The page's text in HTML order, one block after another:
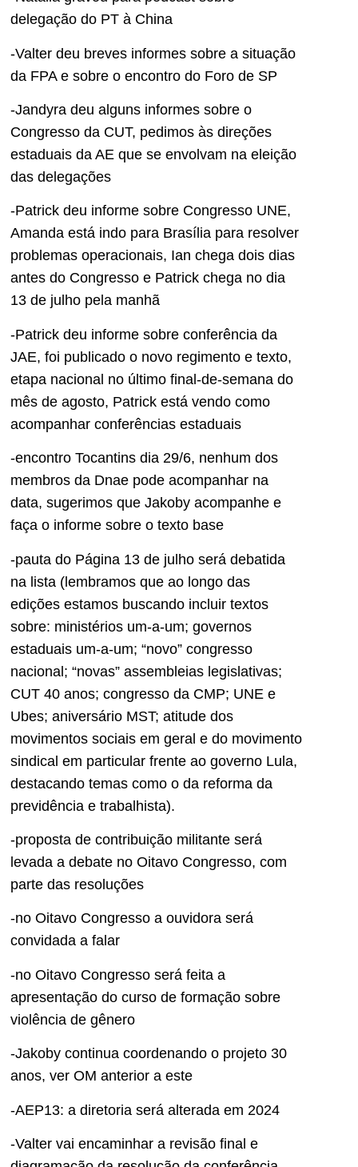
delegação do PT à China
-Valter deu breves informes sobre a situação
da FPA e sobre o encontro do Foro de SP
-Jandyra deu alguns informes sobre o
Congresso da CUT, pedimos às direções
estaduais da AE que se envolvam na eleição
das delegações
-Patrick deu informe sobre Congresso UNE,
Amanda está indo para Brasília para resolver
problemas operacionais, Ian chega dois dias
antes do Congresso e Patrick chega no dia
13 de julho pela manhã
-Patrick deu informe sobre conferência da
JAE, foi publicado o novo regimento e texto,
etapa nacional no último final-de-semana do
mês de agosto, Patrick está vendo como
acompanhar conferências estaduais
-encontro Tocantins dia 29/6, nenhum dos
membros da Dnae pode acompanhar na
data, sugerimos que Jakoby acompanhe e
faça o informe sobre o texto base
-pauta do Página 13 de julho será debatida
na lista (lembramos que ao longo das
edições estamos buscando incluir textos
sobre: ministérios um-a-um; governos
estaduais um-a-um; “novo” congresso
nacional; “novas” assembleias legislativas;
CUT 40 anos; congresso da CMP; UNE e
Ubes; aniversário MST; atitude dos
movimentos sociais em geral e do movimento
sindical em particular frente ao governo Lula,
destacando temas como o da reforma da
previdência e trabalhista).
-proposta de contribuição militante será
levada a debate no Oitavo Congresso, com
parte das resoluções
-no Oitavo Congresso a ouvidora será
convidada a falar
-no Oitavo Congresso será feita a
apresentação do curso de formação sobre
violência de gênero
-Jakoby continua coordenando o projeto 30
anos, ver OM anterior a este
-AEP13: a diretoria será alterada em 2024
-Valter vai encaminhar a revisão final e